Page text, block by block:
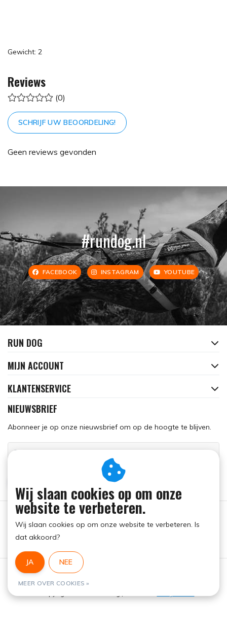
Gewicht: 2
Reviews
(0)
SCHRIJF UW BEOORDELING!
Geen reviews gevonden
#rundog.nl
FACEBOOK INSTAGRAM YOUTUBE
RUN DOG
MIJN ACCOUNT
KLANTENSERVICE
NIEUWSBRIEF
Abonneer je op onze nieuwsbrief om op de hoogte te blijven.
Algemene voorwaarden
Wij slaan cookies op om onze
website te verbeteren.
Wij slaan cookies op om onze website te verbeteren. Is
dat akkoord?
JA NEE
MEER OVER COOKIES »